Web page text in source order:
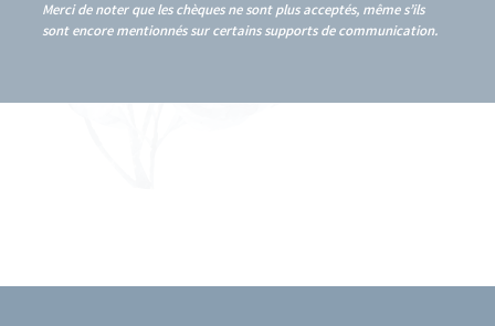
Merci de noter que les chèques ne sont plus acceptés, même s’ils
sont encore mentionnés sur certains supports de communication.